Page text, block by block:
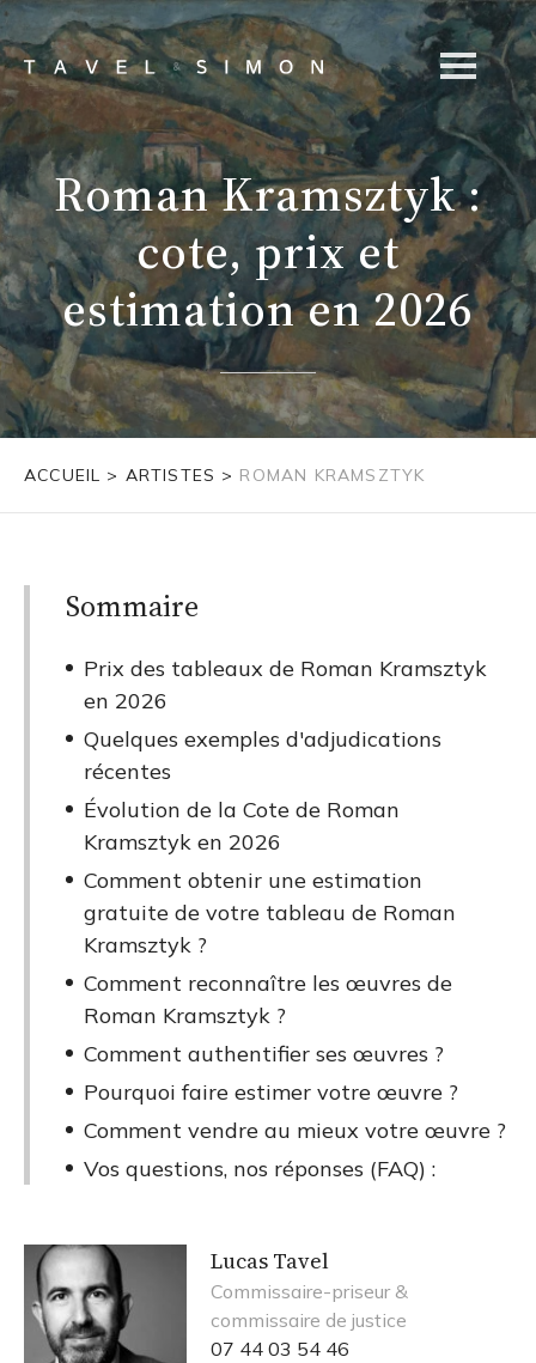
Roman Kramsztyk :
cote, prix et
estimation en 2026
ACCUEIL > ARTISTES > ROMAN KRAMSZTYK
Sommaire
Prix des tableaux de Roman Kramsztyk
en 2026
Quelques exemples d'adjudications
récentes
Évolution de la Cote de Roman
Kramsztyk en 2026
Comment obtenir une estimation
gratuite de votre tableau de Roman
Kramsztyk ?
Comment reconnaître les œuvres de
Roman Kramsztyk ?
Comment authentifier ses œuvres ?
Pourquoi faire estimer votre œuvre ?
Comment vendre au mieux votre œuvre ?
Vos questions, nos réponses (FAQ) :
Lucas Tavel
Commissaire-priseur &
commissaire de justice
07 44 03 54 46